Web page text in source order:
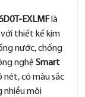
EXLMF là
thiết kế kim
nước, chống
nghệ Smart
nét, có màu sắc
nhiều môi